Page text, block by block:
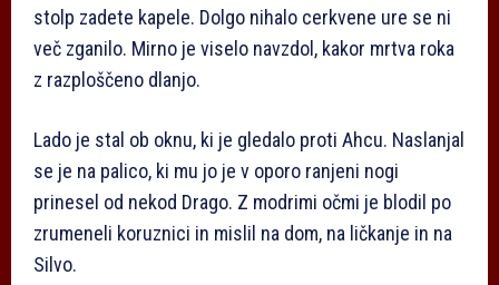
stolp zadete kapele. Dolgo nihalo cerkvene ure se ni
več zganilo. Mirno je viselo navzdol, kakor mrtva roka
z razploščeno dlanjo.
Lado je stal ob oknu, ki je gledalo proti Ahcu. Naslanjal
se je na palico, ki mu jo je v oporo ranjeni nogi
prinesel od nekod Drago. Z modrimi očmi je blodil po
zrumeneli koruznici in mislil na dom, na ličkanje in na
Silvo.